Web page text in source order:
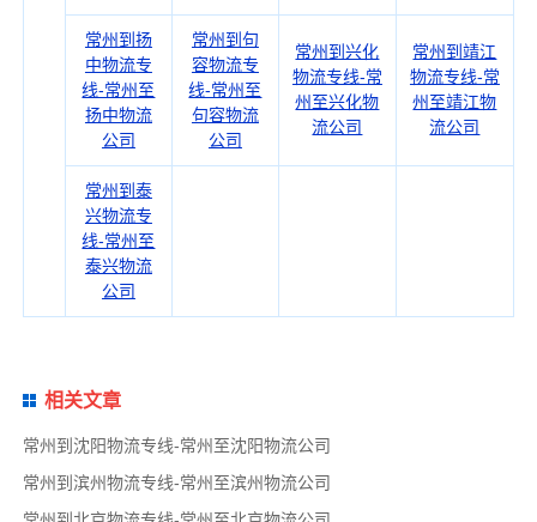
常州到扬
中物流专
线-常州至
扬中物流
公司
常州到句
容物流专
线-常州至
句容物流
公司
常州到兴化
物流专线-常
州至兴化物
流公司
常州到靖江
物流专线-常
州至靖江物
流公司
常州到泰
兴物流专
线-常州至
泰兴物流
公司
相关文章
常州到沈阳物流专线-常州至沈阳物流公司
常州到滨州物流专线-常州至滨州物流公司